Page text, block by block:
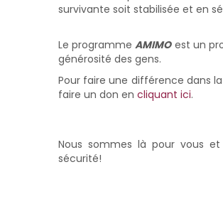
survivante soit stabilisée et en
Le programmeAMIMOest un
générosité des gens.
Pour faire une différence dans
faire un don en cliquant ici.
Nous sommes là pour vous
sécurité!